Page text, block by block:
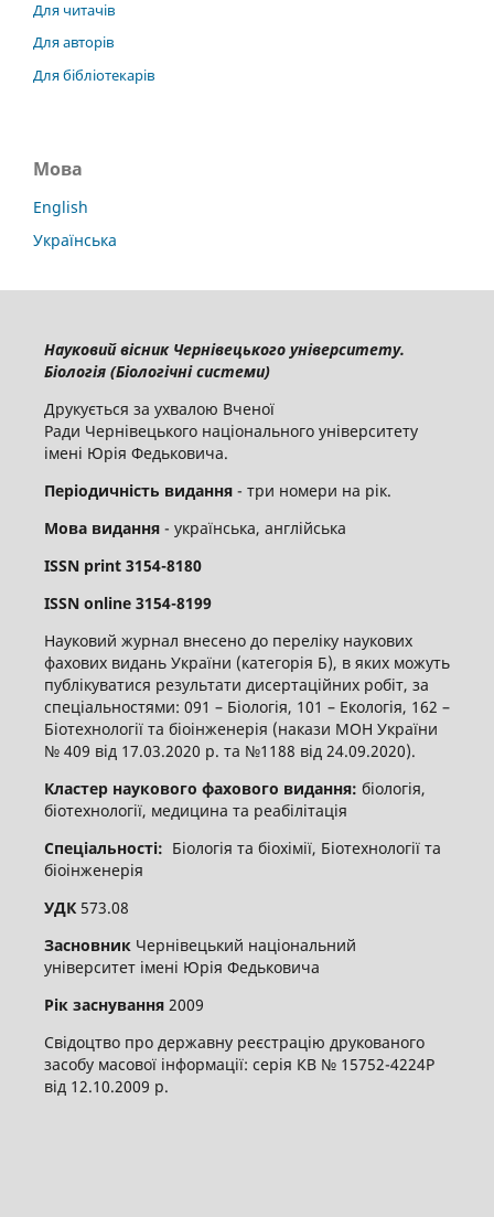
Для читачів
Для авторів
Для бібліотекарів
Мова
English
Українська
Науковий вісник Чернівецького університету.
Біологія (Біологічні системи)
Друкується за ухвалою Вченої
Ради Чернівецького національного університету
імені Юрія Федьковича.
Періодичність видання- три номери на рік.
Мова видання- українська, англійська
ISSN print 3154-8180
ISSN online3154-8199
Науковий журнал внесено до переліку наукових
фахових видань України (категорія Б), в яких можуть
публікуватися результати дисертаційних робіт, за
спеціальностями: 091 – Біологія, 101 – Екологія, 162 –
Біотехнології та біоінженерія (накази МОН України
№ 409 від 17.03.2020 р. та №1188 від 24.09.2020).
Кластер наукового фахового видання: біологія,
біотехнології, медицина та реабілітація
Спеціальності: Біологія та біохімії, Біотехнології та
біоінженерія
УДК 573.08
Засновник Чернівецький національний
університет імені Юрія Федьковича
Рік заснування2009
Свідоцтво про державну реєстрацію друкованого
засобу масової інформації: серія КВ № 15752-4224Р
від 12.10.2009 р.